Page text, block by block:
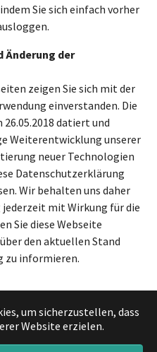
um sicherzustellen, dass
Website erzielen.
Sie sich einfach vorher
Änderung der
zeigen Sie sich mit der
einverstanden. Die
datiert und
Weiterentwicklung unserer
neuer Technologien
Datenschutzerklärung
Wir behalten uns daher
mit Wirkung für die
Sie diese Webseite
den aktuellen Stand
zu informieren.